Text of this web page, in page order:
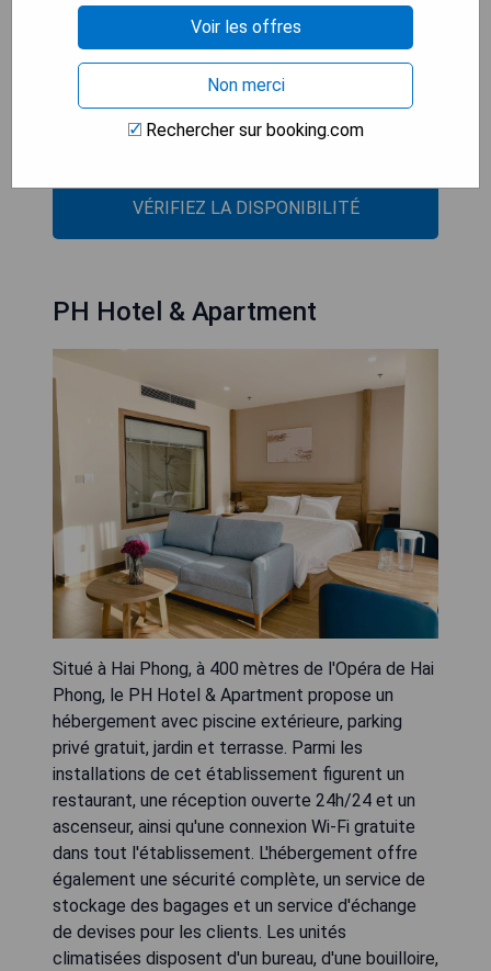
- Emplacement central près des attractions
locales
- Wifi gratuit disponible dans tout l'établissement
- Parking privé gratuit pour les clients
- Ambiance conviviale avec un jardin relaxant
VÉRIFIEZ LA DISPONIBILITÉ
PH Hotel & Apartment
Situé à Hai Phong, à 400 mètres de l'Opéra de Hai
Phong, le PH Hotel & Apartment propose un
hébergement avec piscine extérieure, parking
privé gratuit, jardin et terrasse. Parmi les
installations de cet établissement figurent un
restaurant, une réception ouverte 24h/24 et un
ascenseur, ainsi qu'une connexion Wi-Fi gratuite
dans tout l'établissement. L'hébergement offre
également une sécurité complète, un service de
stockage des bagages et un service d'échange
de devises pour les clients. Les unités
climatisées disposent d'un bureau, d'une bouilloire,
Voir les offres
Non merci
Rechercher sur booking.com